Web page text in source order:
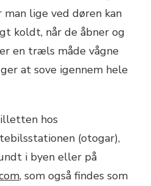
lige ved døren kan
koldt, når de åbner og
en træls måde vågne
at sove igennem hele
hos
(otogar),
i byen eller på
, som også findes som